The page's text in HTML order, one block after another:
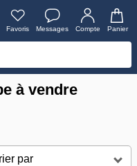
Favoris Messages Compte Panier
à vendre